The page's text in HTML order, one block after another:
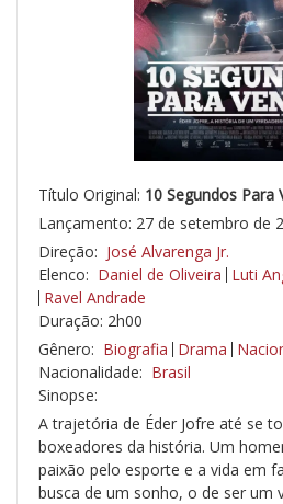
Título Original: 10 Segundos Para
Lançamento: 27 de setembro de
Direção: José Alvarenga Jr.
Elenco: Daniel de Oliveira Luti
Ravel Andrade
Duração: 2h00
Gênero: Biografia Drama
Nacionalidade: Brasil
Sinopse:
A trajetória de Éder Jofre até se
boxeadores da história. Um
paixão pelo esporte e a vida em
busca de um sonho, o de ser um